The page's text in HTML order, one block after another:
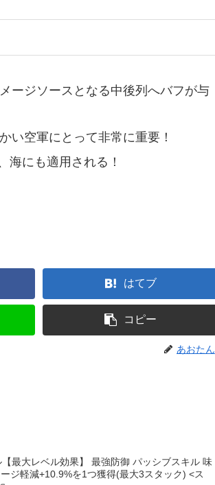
ージソースとなる中後列へバフが与
い空軍にとって非常に重要！
海にも適用される！
はてブ
コピー
あおたん
最大レベル効果】 最強防御 パッシブスキル 味
ジ軽減+10.9%を1つ獲得(最大3スタック) <ス